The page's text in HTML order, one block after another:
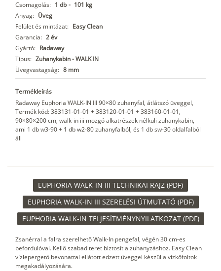
Csomagolás: 1 db - 101 kg
Anyag: Üveg
Felület és mintázat: Easy Clean
Garancia: 2 év
Gyártó: Radaway
Típus: Zuhanykabin - WALK IN
Üvegvastagság: 8 mm
Termékleírás
Radaway Euphoria WALK-IN III 90×80 zuhanyfal, átlátszó üveggel,
Termék kód: 383131-01-01 + 383120-01-01 + 383160-01-01,
90×80×200 cm, walk-in iii mozgó alkatrészek nélküli zuhanykabin,
ami 1 db w3-90 + 1 db w2-80 zuhanyfalból, és 1 db sw-30 oldalfalból
áll
EUPHORIA WALK-IN III TECHNIKAI RAJZ (PDF)
EUPHORIA WALK-IN III SZERELÉSI ÚTMUTATÓ (PDF)
EUPHORIA WALK-IN TELJESÍTMÉNYNYILATKOZAT (PDF)
Zsanérral a falra szerelhető Walk-In pengefal, végén 30 cm-es
befordulóval. Kellő szabad teret biztosít a zuhanyzáshoz. Easy Clean
vízlepergető bevonattal ellátott edzett üveggel készül a vízkőfoltok
megakadályozására.